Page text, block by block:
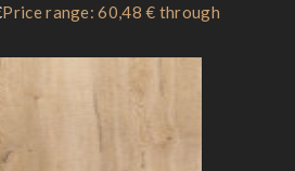
Price range: 60,48 € through